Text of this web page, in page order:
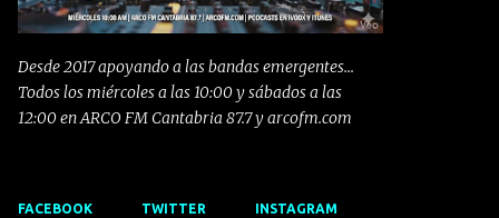
Desde 2017 apoyando a las bandas emergentes...
Todos los miércoles a las 10:00 y sábados a las
12:00 en ARCO FM Cantabria 87.7 y arcofm.com
FACEBOOK TWITTER INSTAGRAM